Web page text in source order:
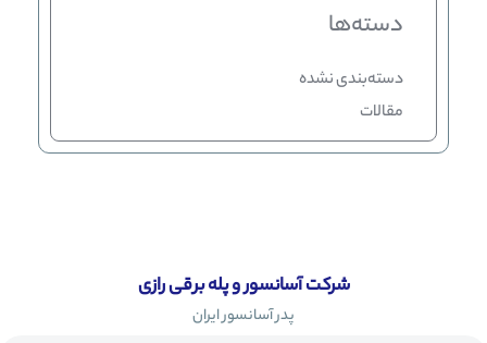
دسته‌ها
دسته‌بندی نشده
مقالات
شرکت آسانسور و پله برقی رازی
پدر آسانسور ایران